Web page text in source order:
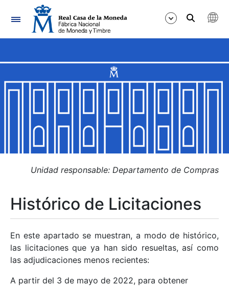
Navegación
Mostrar/Ocultar
Mostrar/Ocultar
Mostrar/Ocultar
Mostrar/Ocultar
Mostrar/Ocultar
Unidad responsable: Departamento de Compras
Histórico de Licitaciones
En este apartado se muestran, a modo de histórico,
las licitaciones que ya han sido resueltas, así como
las adjudicaciones menos recientes:
A partir del 3 de mayo de 2022, para obtener